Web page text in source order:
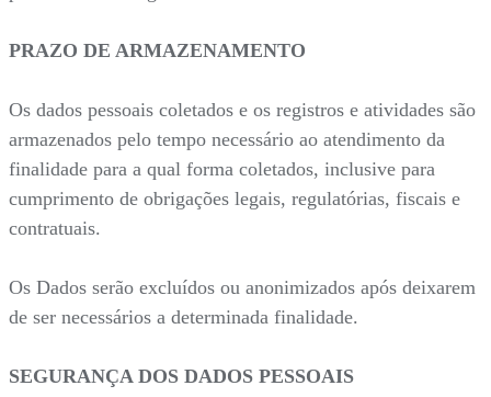
PRAZO DE ARMAZENAMENTO
Os dados pessoais coletados e os registros e atividades são
armazenados pelo tempo necessário ao atendimento da
finalidade para a qual forma coletados, inclusive para
cumprimento de obrigações legais, regulatórias, fiscais e
contratuais.
Os Dados serão excluídos ou anonimizados após deixarem
de ser necessários a determinada finalidade.
SEGURANÇA DOS DADOS PESSOAIS